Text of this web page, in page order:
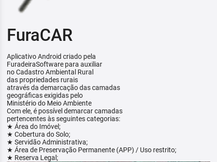
FuraCAR
Aplicativo Android criado pela
FuradeiraSoftware para auxiliar
no Cadastro Ambiental Rural
das propriedades rurais
através da demarcação das camadas
geográficas exigidas pelo
Ministério do Meio Ambiente
Com ele, é possível demarcar camadas
pertencentes às seguintes categorias:
★ Área do Imóvel;
★ Cobertura do Solo;
★ Servidão Administrativa;
★ Área de Preservação Permanente (APP) / Uso restrito;
★ Reserva Legal;